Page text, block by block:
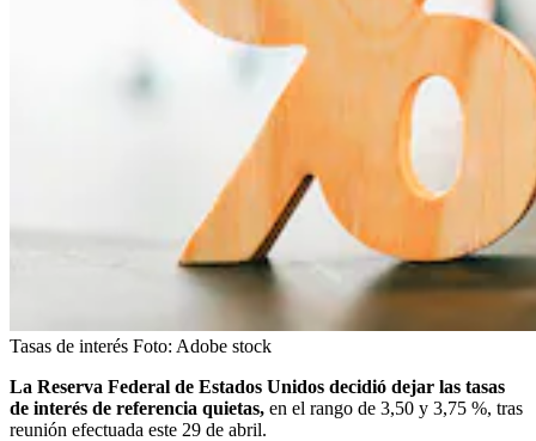
Tasas de interés Foto: Adobe stock
La Reserva Federal de Estados Unidos decidió dejar las tasas
de interés de referencia quietas, en el rango de 3,50 y 3,75 %, tras
reunión efectuada este 29 de abril.